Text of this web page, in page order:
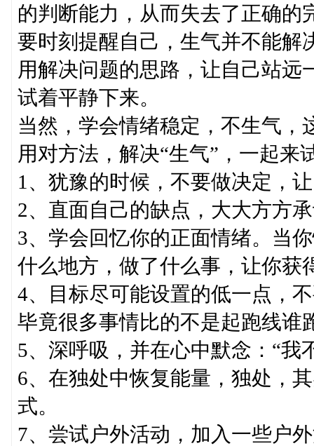
的判断能力，从而失去了正确的
要时刻提醒自己，生气并不能解
用解决问题的思路，让自己站远
试着平静下来。
当然，学会情绪稳定，不生气，
用对方法，解决“生气”，一起来
1、犹豫的时候，不要做决定，
2、直面自己的缺点，大大方方
3、学会回忆你的正面情绪。当
什么地方，做了什么事，让你获
4、目标尽可能设置的低一点，
毕竟很多事情比的不是起跑线谁
5、深呼吸，并在心中默念：“我
6、在独处中恢复能量，独处，
式。
7、尝试户外活动，加入一些户